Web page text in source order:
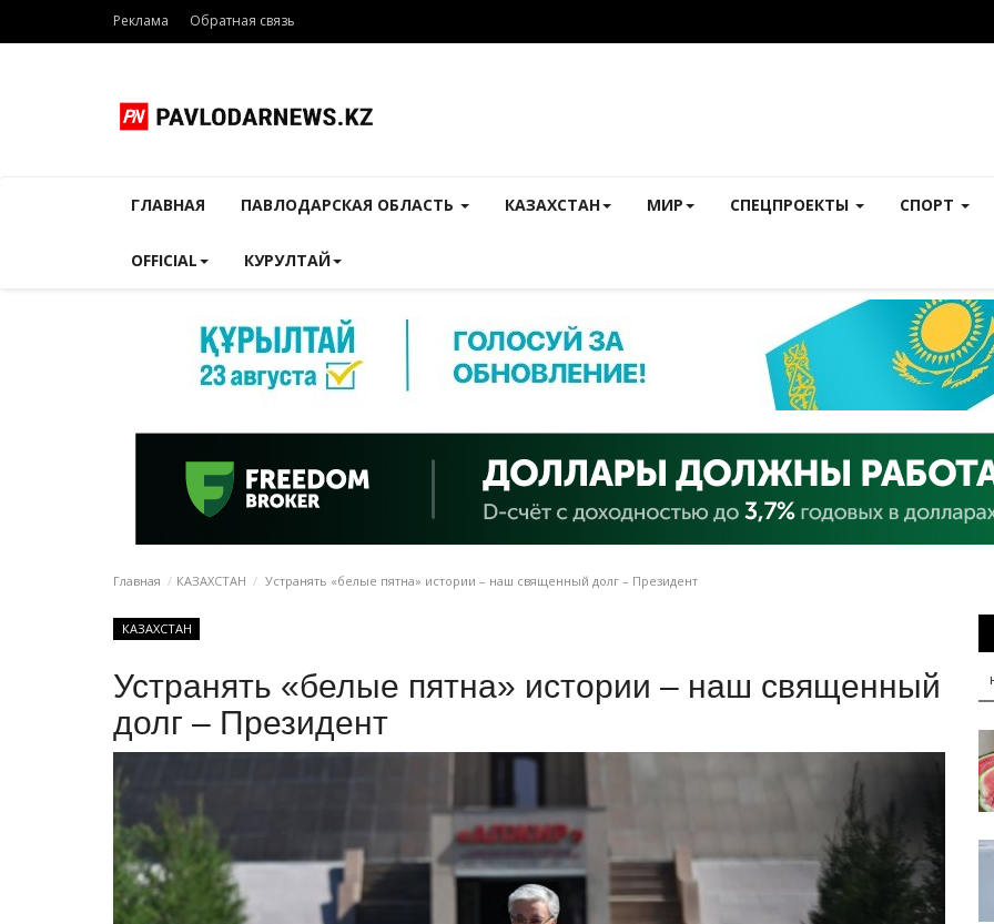
Реклама Обратная связь
ГЛАВНАЯ ПАВЛОДАРСКАЯ ОБЛАСТЬ КАЗАХСТАН МИР СПЕЦПРОЕКТЫ СПОРТ
OFFICIAL КУРУЛТАЙ
Главная КАЗАХСТАН Устранять «белые пятна» истории – наш священный долг – Президент
КАЗАХСТАН
Устранять «белые пятна» истории – наш священный
долг – Президент